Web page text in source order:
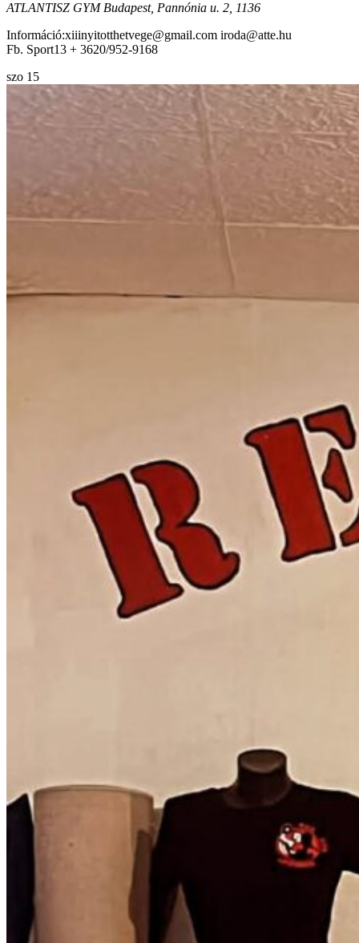
ATLANTISZ GYM Budapest, Pannónia u. 2, 1136
Információ:xiiinyitotthetvege@gmail.com iroda@atte.hu
Fb. Sport13 + 3620/952-9168
szo 15